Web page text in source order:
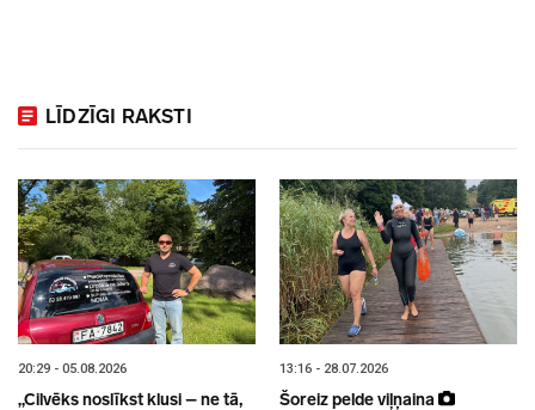
LĪDZĪGI RAKSTI
20:29 - 05.08.2026
„Cilvēks noslīkst klusi – ne tā,
13:16 - 28.07.2026
Šoreiz pelde viļņaina